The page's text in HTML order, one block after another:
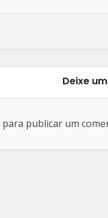
Deixe
para publicar um